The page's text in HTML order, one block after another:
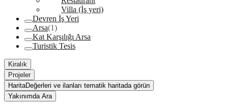
Villa (İş yeri)
Devren İş Yeri
Arsa(1)
Kat Karşılığı Arsa
Turistik Tesis
Kiralık
Projeler
HaritaDeğerleri ve ilanları tematik haritada görün
Yakınımda Ara